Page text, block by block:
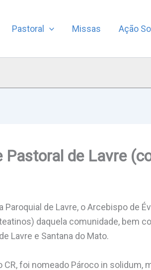
Pastoral Missas Ação
Pastoral de Lavre
de Lavre, o Arcebispo de
daquela comunidade, bem
Lavre e Santana do Mato.
foi nomeado Pároco in solidum,